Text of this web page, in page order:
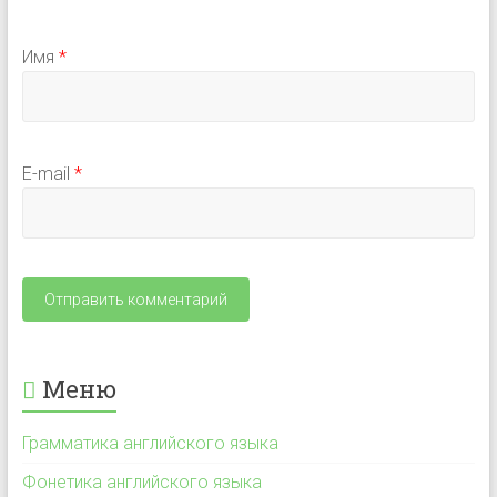
Имя *
E-mail *
Меню
Грамматика английского языка
Фонетика английского языка